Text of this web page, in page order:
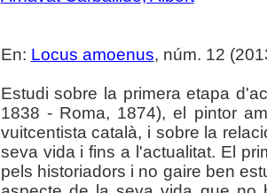
En: Locus amoenus, núm. 12
Estudi sobre la primera etapa
1838 - Roma, 1874), el pintor
vuitcentista català, i sobre la
seva vida i fins a l'actualitat. El
pels historiadors i no gaire ben